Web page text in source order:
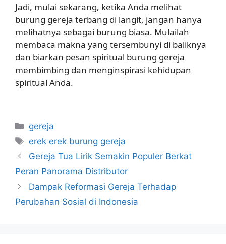
Jadi, mulai sekarang, ketika Anda melihat
burung gereja terbang di langit, jangan hanya
melihatnya sebagai burung biasa. Mulailah
membaca makna yang tersembunyi di baliknya
dan biarkan pesan spiritual burung gereja
membimbing dan menginspirasi kehidupan
spiritual Anda.
Categories
gereja
Tags
erek erek burung gereja
Gereja Tua Lirik Semakin Populer Berkat
Peran Panorama Distributor
Dampak Reformasi Gereja Terhadap
Perubahan Sosial di Indonesia